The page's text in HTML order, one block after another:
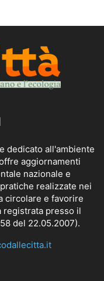
dedicato all'ambiente
aggiornamenti
nazionale e
realizzate nei
circolare e favorire
registrata presso il
del 22.05.2007).